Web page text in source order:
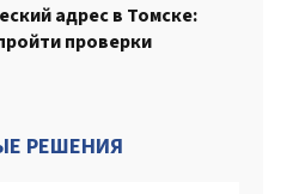
адрес в Томске:
проверки
РЕШЕНИЯ